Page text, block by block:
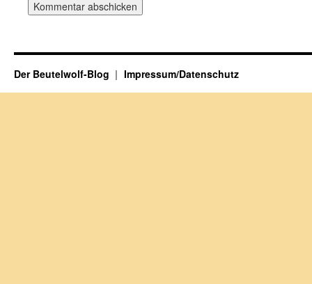
Der Beutelwolf-Blog Impressum/Datenschutz